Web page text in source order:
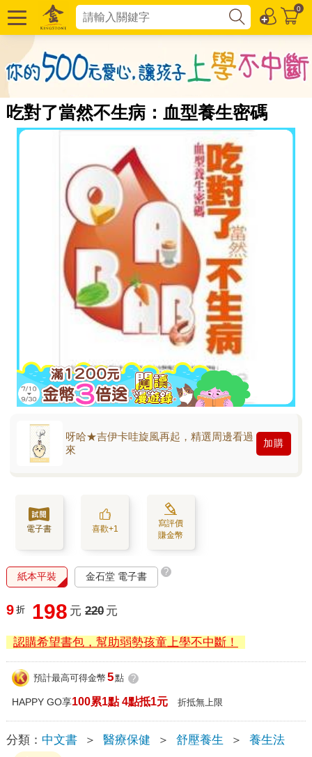
0
吃對了當然不生病：血型養生密碼
呀哈★吉伊卡哇旋風再起，精選周邊看過
來
加購
電子書 喜歡+1
寫評價
賺金幣
紙本平裝 金石堂 電子書 ?
9 折 198 元 220 元
認購希望書包，幫助弱勢孩童上學不中斷！
預計最高可得金幣 5點 ?
HAPPY GO享100累1點 4點抵1元 折抵無上限
分類： 中文書 ＞ 醫療保健 ＞ 舒壓養生 ＞ 養生法